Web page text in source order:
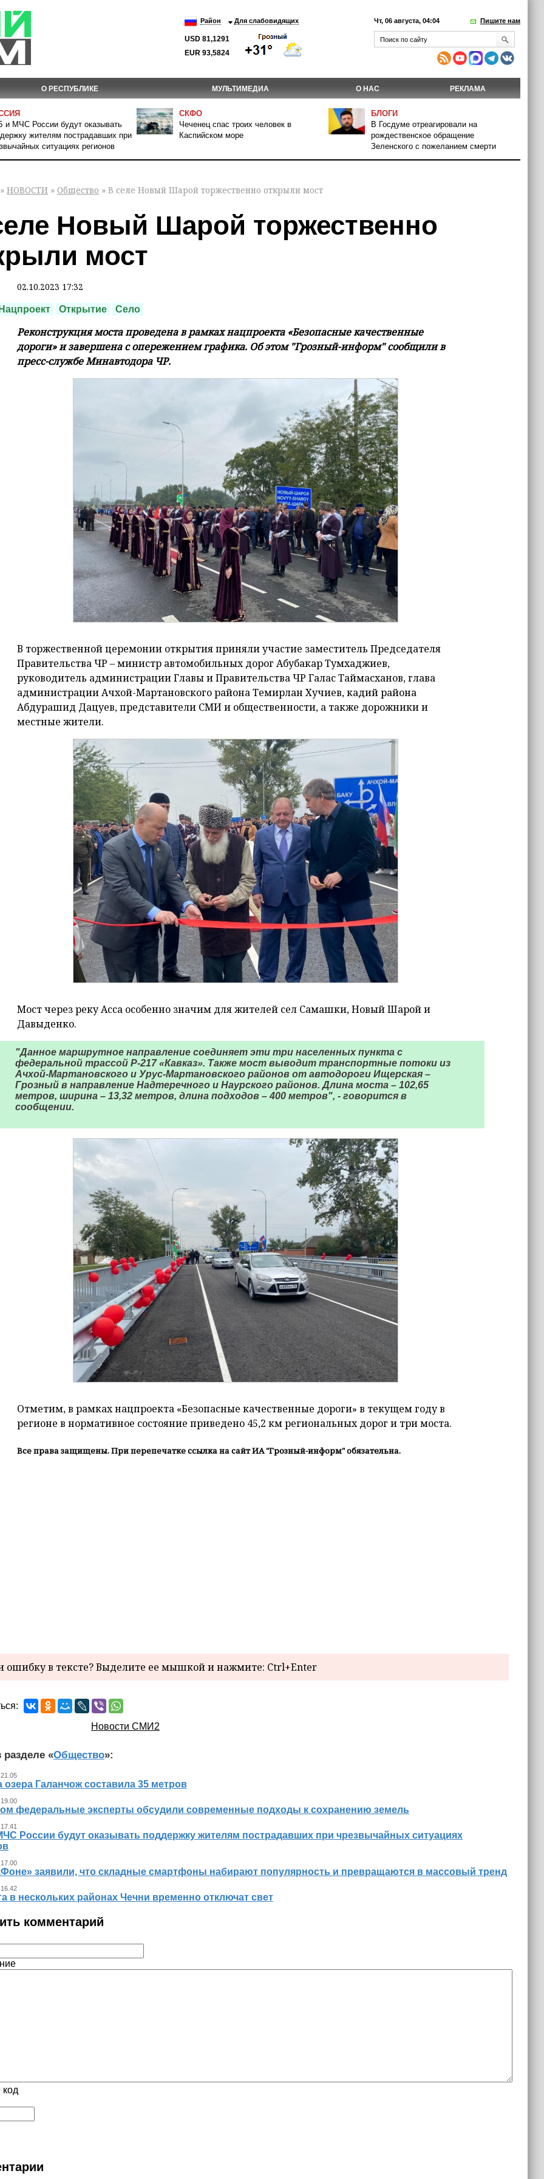
Район Для слабовидящих
USD 81,1291
EUR 93,5824
Чт, 06 августа, 04:04 Пишите нам
О РЕСПУБЛИКЕ МУЛЬТИМЕДИА О НАС РЕКЛАМА
и МЧС России будут оказывать
жителям пострадавших при
ситуациях регионов
СКФО
Чеченец спас троих человек в
Каспийском море
БЛОГИ
В Госдуме отреагировали на
рождественское обращение
Зеленского с пожеланием смерти
» НОВОСТИ » Общество » В селе Новый Шарой торжественно открыли мост
Новый Шарой торжественно
мост
02.10.2023 17:32
Нацпроект Открытие Село
Реконструкция моста проведена в рамках нацпроекта «Безопасные качественные
дороги» и завершена с опережением графика. Об этом "Грозный-информ" сообщили в
пресс-службе Минавтодора ЧР.
В торжественной церемонии открытия приняли участие заместитель Председателя
Правительства ЧР – министр автомобильных дорог Абубакар Тумхаджиев,
руководитель администрации Главы и Правительства ЧР Галас Таймасханов, глава
администрации Ачхой-Мартановского района Темирлан Хучиев, кадий района
Абдурашид Дацуев, представители СМИ и общественности, а также дорожники и
местные жители.
Мост через реку Асса особенно значим для жителей сел Самашки, Новый Шарой и
Давыденко.
"Данное маршрутное направление соединяет эти три населенных пункта с
федеральной трассой Р-217 «Кавказ». Также мост выводит транспортные потоки из
Ачхой-Мартановского и Урус-Мартановского районов от автодороги Ищерская –
Грозный в направление Надтеречного и Наурского районов. Длина моста – 102,65
метров, ширина – 13,32 метров, длина подходов – 400 метров", - говорится в
сообщении.
Отметим, в рамках нацпроекта «Безопасные качественные дороги» в текущем году в
регионе в нормативное состояние приведено 45,2 км региональных дорог и три моста.
Все права защищены. При перепечатке ссылка на сайт ИА "Грозный-информ" обязательна.
в тексте? Выделите ее мышкой и нажмите: Ctrl+Enter
Новости СМИ2
разделе «Общество»:
озера Галанчож составила 35 метров
федеральные эксперты обсудили современные подходы к сохранению земель
России будут оказывать поддержку жителям пострадавших при чрезвычайных ситуациях
заявили, что складные смартфоны набирают популярность и превращаются в массовый тренд
в нескольких районах Чечни временно отключат свет
комментарий
код